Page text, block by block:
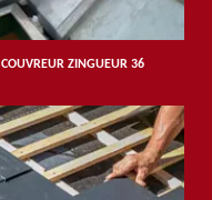
COUVREUR ZINGUEUR 36